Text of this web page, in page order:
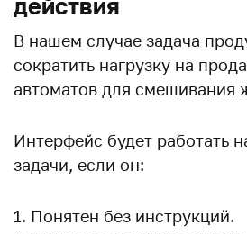
действия
В нашем случае задача
сократить нагрузку на
автоматов для смешивания
Интерфейс будет работать
задачи, если он:
Понятен без инструкций.